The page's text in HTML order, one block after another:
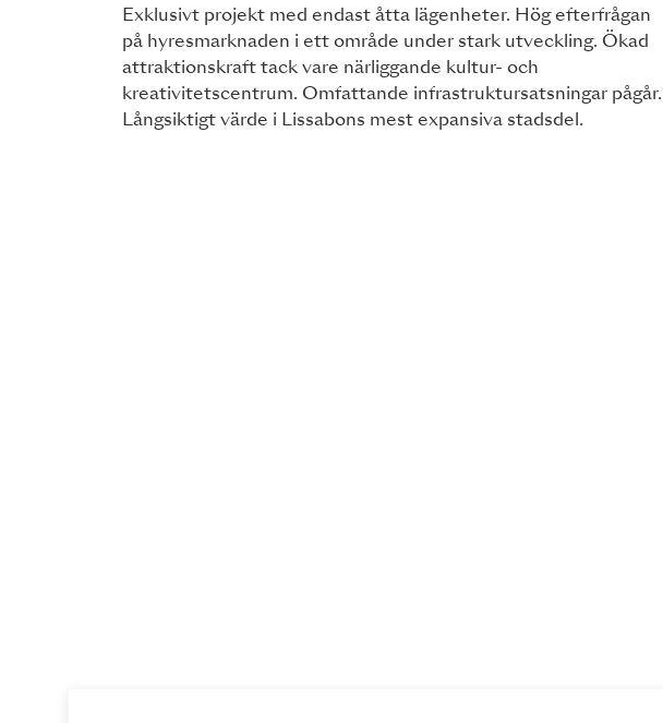
Exklusivt projekt med endast åtta lägenheter. Hög efterfrågan
på hyresmarknaden i ett område under stark utveckling. Ökad
attraktionskraft tack vare närliggande kultur- och
kreativitetscentrum. Omfattande infrastruktursatsningar pågår.
Långsiktigt värde i Lissabons mest expansiva stadsdel.